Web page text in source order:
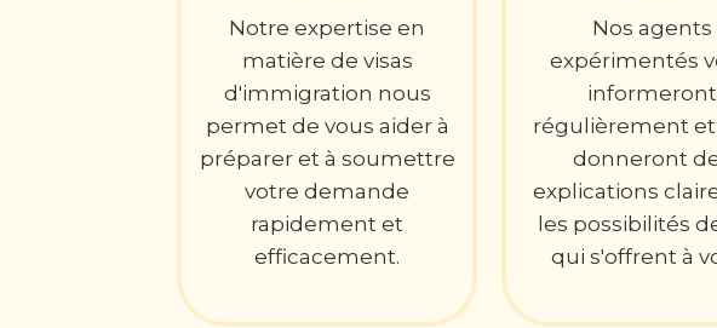
Notre expertise en
matière de visas
d'immigration nous
permet de vous aider à
préparer et à soumettre
votre demande
rapidement et
efficacement.
Nos agents
expérimentés
informeront
régulièrement et
donneront
explications
les possibilités
qui s'offrent à